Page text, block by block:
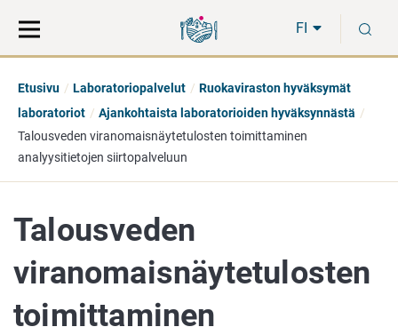
suoraan
sisältöön
koko
sivuston
FI
Etusivu Laboratoriopalvelut
Ruokaviraston hyväksymät
laboratoriot
Ajankohtaista laboratorioiden hyväksynnästä
Talousveden viranomaisnäytetulosten toimittaminen
analyysitietojen siirtopalveluun
Talousveden
viranomaisnäytetulosten
toimittaminen